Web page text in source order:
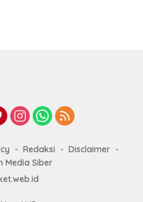
Redaksi
Disclaimer
Media Siber